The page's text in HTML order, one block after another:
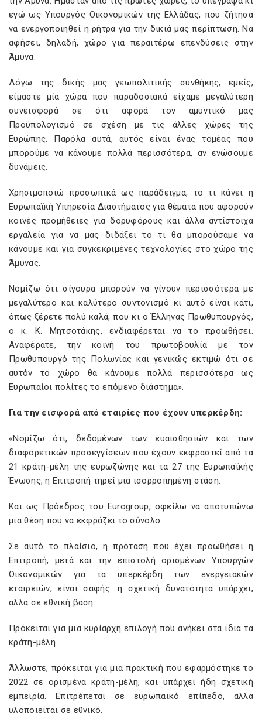
εγώ ως Υπουργός Οικονομικών της Ελλάδας, που ζήτησα
να ενεργοποιηθεί η ρήτρα για την δικιά μας περίπτωση. Να
αφήσει, δηλαδή, χώρο για περαιτέρω επενδύσεις στην
Άμυνα.
Λόγω της δικής μας γεωπολιτικής συνθήκης, εμείς,
είμαστε μία χώρα που παραδοσιακά είχαμε μεγαλύτερη
συνεισφορά σε ότι αφορά τον αμυντικό μας
Προϋπολογισμό σε σχέση με τις άλλες χώρες της
Ευρώπης. Παρόλα αυτά, αυτός είναι ένας τομέας που
μπορούμε να κάνουμε πολλά περισσότερα, αν ενώσουμε
δυνάμεις.
Χρησιμοποιώ προσωπικά ως παράδειγμα, το τι κάνει η
Ευρωπαϊκή Υπηρεσία Διαστήματος για θέματα που αφορούν
κοινές προμήθειες για δορυφόρους και άλλα αντίστοιχα
εργαλεία για να μας διδάξει το τι θα μπορούσαμε να
κάνουμε και για συγκεκριμένες τεχνολογίες στο χώρο της
Άμυνας.
Νομίζω ότι σίγουρα μπορούν να γίνουν περισσότερα με
μεγαλύτερο και καλύτερο συντονισμό κι αυτό είναι κάτι,
όπως ξέρετε πολύ καλά, που κι ο Έλληνας Πρωθυπουργός,
ο κ. Κ. Μητσοτάκης, ενδιαφέρεται να το προωθήσει.
Αναφέρατε, την κοινή του πρωτοβουλία με τον
Πρωθυπουργό της Πολωνίας και γενικώς εκτιμώ ότι σε
αυτόν το χώρο θα κάνουμε πολλά περισσότερα ως
Ευρωπαίοι πολίτες το επόμενο διάστημα».
Για την εισφορά από εταιρίες που έχουν υπερκέρδη:
«Νομίζω ότι, δεδομένων των ευαισθησιών και των
διαφορετικών προσεγγίσεων που έχουν εκφραστεί από τα
21 κράτη-μέλη της ευρωζώνης και τα 27 της Ευρωπαϊκής
Ένωσης, η Επιτροπή τηρεί μια ισορροπημένη στάση.
Και ως Πρόεδρος του Eurogroup, οφείλω να αποτυπώνω
μια θέση που να εκφράζει το σύνολο.
Σε αυτό το πλαίσιο, η πρόταση που έχει προωθήσει η
Επιτροπή, μετά και την επιστολή ορισμένων Υπουργών
Οικονομικών για τα υπερκέρδη των ενεργειακών
εταιρειών, είναι σαφής: η σχετική δυνατότητα υπάρχει,
αλλά σε εθνική βάση.
Πρόκειται για μια κυρίαρχη επιλογή που ανήκει στα ίδια τα
κράτη-μέλη.
Άλλωστε, πρόκειται για μια πρακτική που εφαρμόστηκε το
2022 σε ορισμένα κράτη-μέλη, και υπάρχει ήδη σχετική
εμπειρία. Επιτρέπεται σε ευρωπαϊκό επίπεδο, αλλά
υλοποιείται σε εθνικό.